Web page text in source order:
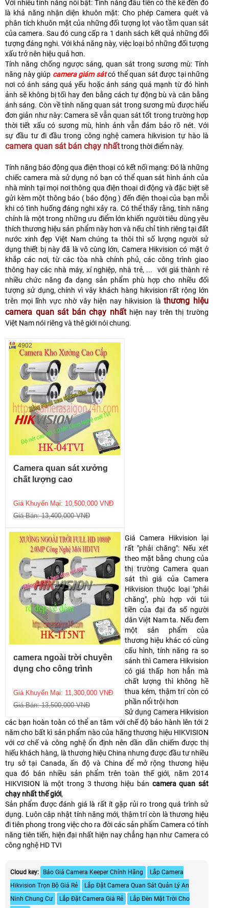
Với nhiều tính năng nổi bật: Tính năng đầu tiên có thể kể đến đó
là khả năng nhận diện khuôn mặt: Cho phép Camera quét và
phân tích khuôn mặt của những đối tượng lọt vào tầm quan sát
của camera. Sau đó cung cấp ra 1 danh sách kết quả những đối
tượng đáng nghi. Với khả năng này, việc loại bỏ những đối tượng
xấu trở nên hiệu quả hơn.
Tính năng chống ngược sáng, quan sát trong sương mù: ​Tính
năng này giúp camera giám sát có thể quan sát được tại những
nơi có ánh sáng quá yếu hoặc ánh sáng quá mạnh từ đó hình
ảnh sẽ không bị tối hay đen bằng cách tự động bù và cân bằng
ánh sáng. Còn về tính năng quan sát trong sương mù được hiểu
đơn giản như này: Camera sẽ vẫn quan sát tốt trong trường hợp
thời tiết xấu có sương mù, hình ảnh vẫn đảm bảo rõ nét. Với
sự đầu tư đi đầu trong công nghệ camera hikvision tự hào là
camera quan sát bán chạy nhấttrong thời điểm này.
Tính năng báo động qua điện thoại có kết nối mạng: Đó là những
chiếc camera mà sử dụng nó bạn có thể quan sát hình ảnh của
nhà mình tại mọi nơi thông qua điện thoại di động và đặc biệt sẽ
gửi kèm một thông báo ( báo động ) đến điện thoại của bạn mỗi
khi có tình huống đáng nghi xảy ra. Có thể thấy rằng, tính năng
chính là một trong những ưu điểm lớn khiến người tiêu dùng yêu
thích thương hiệu sản phẩm này hơn và nếu chỉ tính riêng tại đất
nước xinh đẹp Việt Nam chúng ta thôi thì số lượng người sử
dụng thiết bị này đã là vô cùng lớn, Camera Hikvision có mặt ở
khắp các nơi, từ các tòa nhà chính phủ, các công trình giao
thông hay các nhà máy, xí nghiệp, nhà trẻ, ... với giá thành rẻ
nhiều chức năng đa dạng sản phẩm phù hợp cho nhiều đối
tượng sử dụng, chính vì vây khách hàng hikvision rất rộng lớn
trên mọi lĩnh vực nhờ vây hiện nay hikvision làthương hiệu
camera quan sát bán chạy nhấthiện nay trên thị trường
Việt Nam nói riêng và thê giới nói chung.
Camera quan sát xưởng
chất lượng cao
Giá Khuyến Mại: 10,500,000 VNĐ
Giá Bán: 13,400,000 VNĐ
4902
camera ngoài trời chuyên
dụng cho công trình
Giá Khuyến Mại: 11,300,000 VNĐ
Giá Bán: 13,500,000 VNĐ
Giá Camera Hikvision lại
rất "phải chăng": Nếu xét
theo mặt bằng chung của
thị trường Camera quan
sát thì giá của Camera
Hikvision thuộc loại "phải
chăng", phù hợp với túi
tiền của đại đa số người
dân Việt Nam ta. Nếu đem
một sản phẩm của
thương hiệu khác có cùng
cấu hình, tính năng ra so
sánh thì Camera Hikvision
có giá thấp hơn hẳn mà
chất lượng thì không hề
thua kém, thậm trí còn có
phần nổi trội hơn
Sử dụng Camera Hikvision
các bạn hoàn toàn có thể an tâm với chế độ bảo hành lên tới 2
năm cho bất kì sản phẩm nào của hãng thương hiệu HIKVISION
với cơ chế và công nghệ ổn định nên dần dần chiếm được thị
hiếu khách hàng, là thương hiệu China nhưng được đầu tư nhiều
trụ sở tại Canada, ấn độ và China để mở rộng thương hiệu
qua đó bán nhiều sản phẩm trên toàn thế giới, năm 2014
HIKVISION là một trong 3 thương hiệu bán camera quan sát
chạy nhất thế giới,
Sản phẩm được đánh giá là rất ít gặp rủi ro trong quá trình sử
dụng. Luôn câp nhật tính năng mới, thậm trí còn là thương hiệu
đi tiên phong trong việc cho ra đời các sản phẩm Camera có tính
năng tiên tiến, hiện đại nhất hiện nay chẳng hạn như Camera có
công nghệ HD TVI
Cloud key: Báo Giá Camera Keeper Chính Hãng
Lắp Camera
Hikvision Trọn Bộ Giá Rẻ
Lắp Đặt Camera Quan Sát Quản Lý An
Ninh Chung Cư
Lắp Đặt Camera Giá Rẻ
Lắp Đèn Mặt Trời Cho